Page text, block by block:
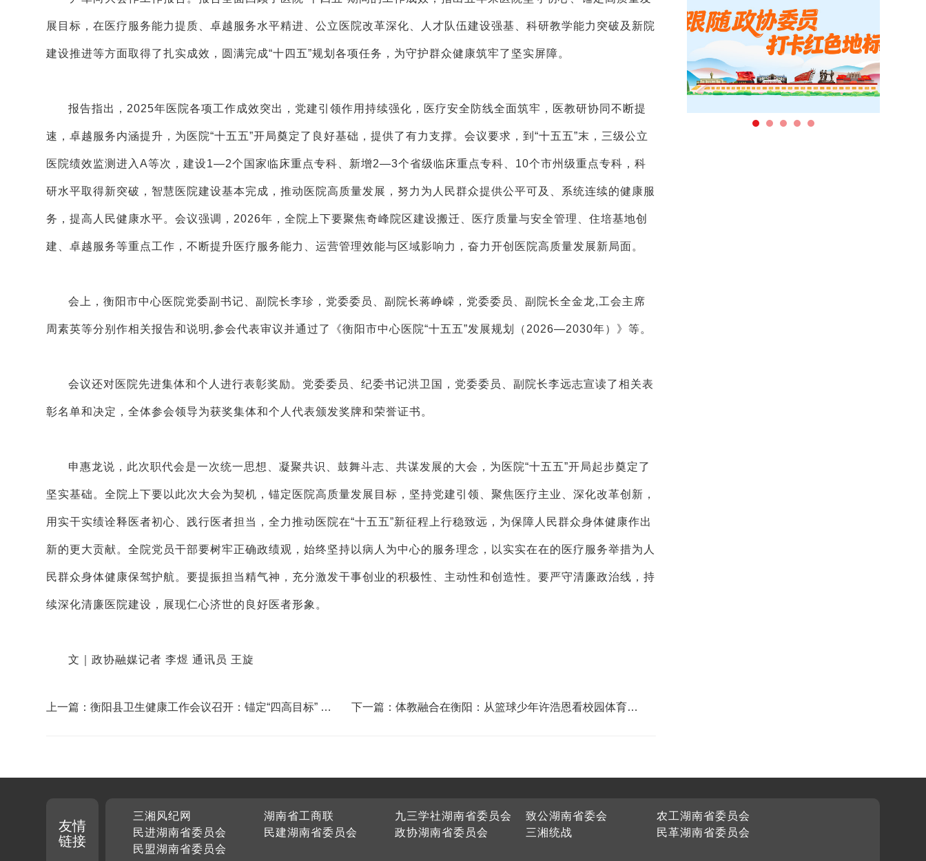
展目标，在医疗服务能力提质、卓越服务水平精进、公立医院改革深化、人才队伍建设强基、科研教学能力突破及新院
建设推进等方面取得了扎实成效，圆满完成“十四五”规划各项任务，为守护群众健康筑牢了坚实屏障。
报告指出，2025年医院各项工作成效突出，党建引领作用持续强化，医疗安全防线全面筑牢，医教研协同不断提
速，卓越服务内涵提升，为医院“十五五”开局奠定了良好基础，提供了有力支撑。会议要求，到“十五五”末，三级公立
医院绩效监测进入A等次，建设1—2个国家临床重点专科、新增2—3个省级临床重点专科、10个市州级重点专科，科
研水平取得新突破，智慧医院建设基本完成，推动医院高质量发展，努力为人民群众提供公平可及、系统连续的健康服
务，提高人民健康水平。会议强调，2026年，全院上下要聚焦奇峰院区建设搬迁、医疗质量与安全管理、住培基地创
建、卓越服务等重点工作，不断提升医疗服务能力、运营管理效能与区域影响力，奋力开创医院高质量发展新局面。
会上，衡阳市中心医院党委副书记、副院长李珍，党委委员、副院长蒋峥嵘，党委委员、副院长全金龙,工会主席
周素英等分别作相关报告和说明,参会代表审议并通过了《衡阳市中心医院“十五五”发展规划（2026—2030年）》等。
会议还对医院先进集体和个人进行表彰奖励。党委委员、纪委书记洪卫国，党委委员、副院长李远志宣读了相关表
彰名单和决定，全体参会领导为获奖集体和个人代表颁发奖牌和荣誉证书。
申惠龙说，此次职代会是一次统一思想、凝聚共识、鼓舞斗志、共谋发展的大会，为医院“十五五”开局起步奠定了
坚实基础。全院上下要以此次大会为契机，锚定医院高质量发展目标，坚持党建引领、聚焦医疗主业、深化改革创新，
用实干实绩诠释医者初心、践行医者担当，全力推动医院在“十五五”新征程上行稳致远，为保障人民群众身体健康作出
新的更大贡献。全院党员干部要树牢正确政绩观，始终坚持以病人为中心的服务理念，以实实在在的医疗服务举措为人
民群众身体健康保驾护航。要提振担当精气神，充分激发干事创业的积极性、主动性和创造性。要严守清廉政治线，持
续深化清廉医院建设，展现仁心济世的良好医者形象。
文｜政协融媒记者 李煜 通讯员 王旋
上一篇：衡阳县卫生健康工作会议召开：锚定“四高目标” 奋
下一篇：体教融合在衡阳：从篮球少年许浩恩看校园体育育
友情
链接
三湘风纪网 湖南省工商联 九三学社湖南省委员会 致公湖南省委会
农工湖南省委员会
民进湖南省委员会
民建湖南省委员会 政协湖南省委员会 三湘统战
民革湖南省委员会
民盟湖南省委员会